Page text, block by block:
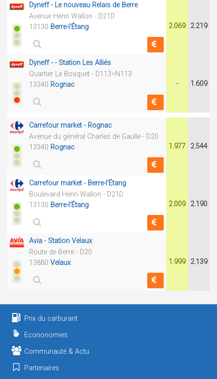
Dyneff - Le nouveau Relais de Berre
Avenue Henri Wallon - D21D
13130 Berre-l'Étang 2.069 2.219
Dyneff - - Station Les Alliés
Quartier Le Bosquet - D113=N113
13340 Rognac - 1.609
Carrefour market - Rognac
Avenue du général Charles de Gaulle - D20
13340 Rognac 1.977 2.544
Carrefour market - Berre-l'Étang
Boulevard Henri Wallon - D21D
13130 Berre-l'Étang 2.009 2.190
Avia - Station Velaux
Route de Berre - D20
13880 Velaux 1.999 2.139
Prix du carburant
Econonomies
Communauté & Actu
Partenaires